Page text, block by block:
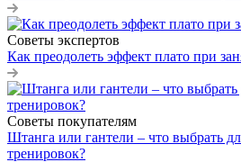
Советы экспертов
Как преодолеть эффект плато при
Советы покупателям
Штанга или гантели – что выбрать
тренировок?